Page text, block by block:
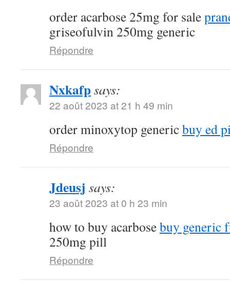
order acarbose 25mg for sale
griseofulvin 250mg generic
Répondre
Nxkafpsays:
22 août 2023 at 21 h 49 min
order minoxytop genericbuy ed
Répondre
Jdeusj says:
23 août 2023 at 0 h 23 min
how to buy acarbosebuy generic
250mg pill
Répondre